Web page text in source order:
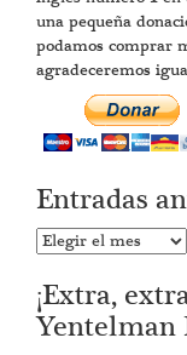
una pequeña
podamos comprar
agradeceremos
Entradas
Entradas
¡Extra,
Yentelman